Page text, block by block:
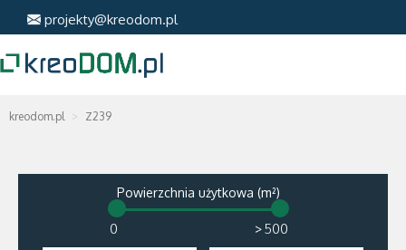
projekty@kreodom.pl
kreodom.pl Z239
Powierzchnia użytkowa (m²)
>